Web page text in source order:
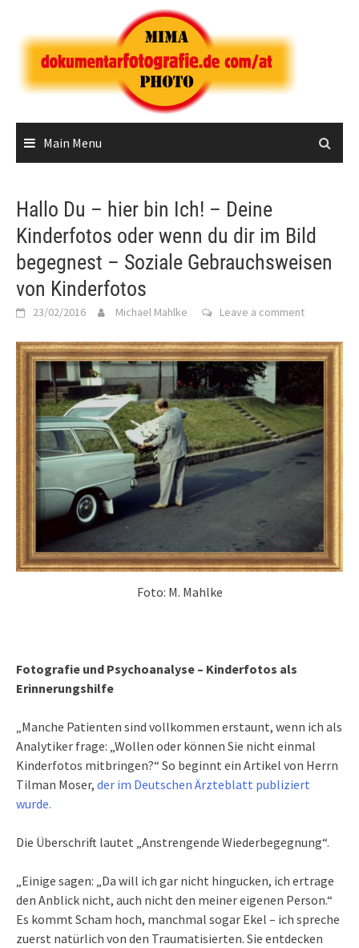
content
Main Menu
Hallo Du – hier bin Ich! – Deine
Kinderfotos oder wenn du dir im Bild
begegnest – Soziale Gebrauchsweisen
von Kinderfotos
23/02/2016 Michael Mahlke Leave a comment
Foto: M. Mahlke
Fotografie und Psychoanalyse – Kinderfotos als
Erinnerungshilfe
„Manche Patienten sind vollkommen erstaunt, wenn ich als
Analytiker frage: „Wollen oder können Sie nicht einmal
Kinderfotos mitbringen?“ So beginnt ein Artikel von Herrn
Tilman Moser, der im Deutschen Ärzteblatt publiziert
wurde.
Die Überschrift lautet „Anstrengende Wiederbegegnung“.
„Einige sagen: „Da will ich gar nicht hingucken, ich ertrage
den Anblick nicht, auch nicht den meiner eigenen Person.“
Es kommt Scham hoch, manchmal sogar Ekel – ich spreche
zuerst natürlich von den Traumatisierten. Sie entdecken